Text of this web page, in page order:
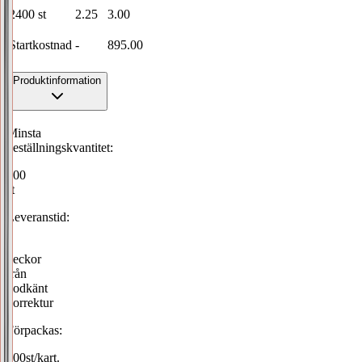
2400 st 2.25 3.00
Startkostnad - 895.00
Produktinformation
Minsta
beställningskvantitet:
600
st
Leveranstid:
veckor
från
godkänt
korrektur
Förpackas:
600st/kart.